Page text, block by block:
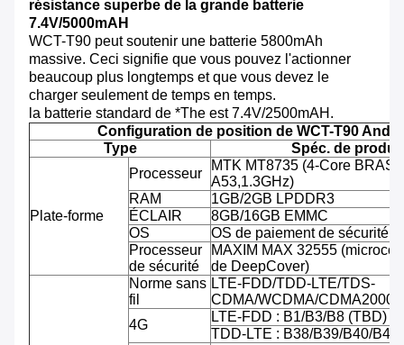
résistance superbe de la grande batterie
7.4V/5000mAH
WCT-T90 peut soutenir une batterie 5800mAh
massive. Ceci signifie que vous pouvez l'actionner
beaucoup plus longtemps et que vous devez le
charger seulement de temps en temps.
la batterie standard de *The est 7.4V/2500mAH.
Configuration de position de WCT-T90
Type
Spéc. de produit
Plate-forme
Processeur
MTK MT8735 (4-Core BRAS
A53,1.3GHz)
RAM
1GB/2GB LPDDR3
ÉCLAIR
8GB/16GB EMMC
OS
OS de paiement de sécurité
Processeur
de sécurité
MAXIM MAX 32555
de DeepCover)
Norme sans
fil
LTE-FDD/TDD-LTE/TDS-
CDMA/WCDMA/CDMA2000/
4G
LTE-FDD : B1/B3/B8 (TBD)
TDD-LTE : B38/B39/B40/B41